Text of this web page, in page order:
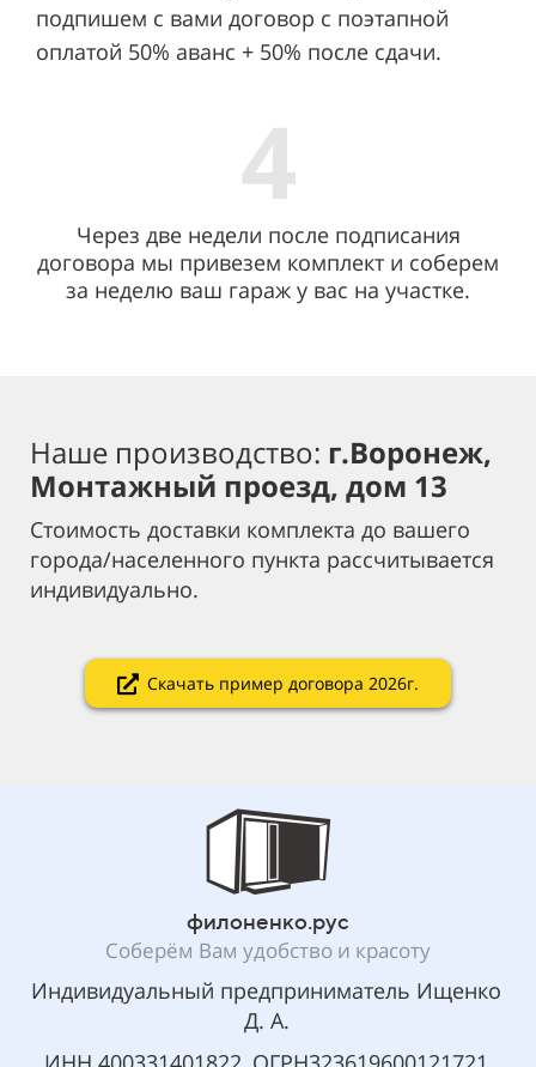
подпишем с вами договор с поэтапной
оплатой 50% аванс + 50% после сдачи.
4
Через две недели после подписания
договора мы привезем комплект и соберем
за неделю ваш гараж у вас на участке.
Наше производство: г.Воронеж,
Монтажный проезд, дом 13
Стоимость доставки комплекта до вашего
города/населенного пункта рассчитывается
индивидуально.
Скачать пример договора 2026г.
филоненко.рус
Соберём Вам удобство и красоту
Индивидуальный предприниматель Ищенко
Д. А.